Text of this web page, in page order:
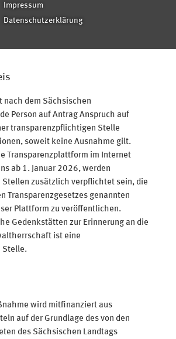
Impressum
Datenschutzerklärung
nach dem Sächsischen
Person auf Antrag Anspruch auf
transparenzpflichtigen Stelle
soweit keine Ausnahme gilt.
Transparenzplattform im Internet
ab 1. Januar 2026, werden
zusätzlich verpflichtet sein, die
Transparenzgesetzes genannten
Plattform zu veröffentlichen.
Gedenkstätten zur Erinnerung an die
ist eine
Stelle.
wird mitfinanziert aus
auf der Grundlage des von den
des Sächsischen Landtags